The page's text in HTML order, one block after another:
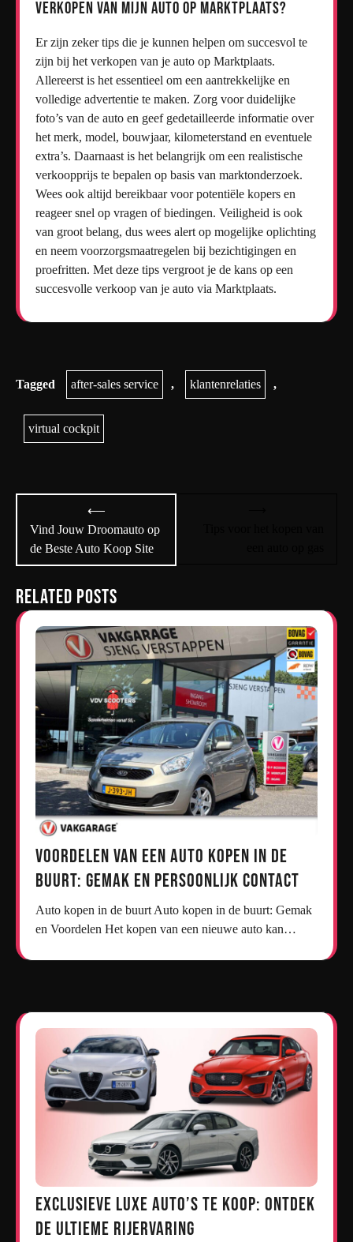
verkopen van mijn auto op Marktplaats?
Er zijn zeker tips die je kunnen helpen om succesvol te
zijn bij het verkopen van je auto op Marktplaats.
Allereerst is het essentieel om een aantrekkelijke en
volledige advertentie te maken. Zorg voor duidelijke
foto’s van de auto en geef gedetailleerde informatie over
het merk, model, bouwjaar, kilometerstand en eventuele
extra’s. Daarnaast is het belangrijk om een realistische
verkoopprijs te bepalen op basis van marktonderzoek.
Wees ook altijd bereikbaar voor potentiële kopers en
reageer snel op vragen of biedingen. Veiligheid is ook
van groot belang, dus wees alert op mogelijke oplichting
en neem voorzorgsmaatregelen bij bezichtigingen en
proefritten. Met deze tips vergroot je de kans op een
succesvolle verkoop van je auto via Marktplaats.
Tagged after-sales service , klantenrelaties ,
virtual cockpit
navigatie
⟵
Vind Jouw Droomauto op
de Beste Auto Koop Site
Related Posts
Voordelen van een Auto Kopen in de
Buurt: Gemak en Persoonlijk Contact
Auto kopen in de buurt Auto kopen in de buurt: Gemak
en Voordelen Het kopen van een nieuwe auto kan…
Exclusieve Luxe Auto’s te Koop: Ontdek
de Ultieme Rijervaring